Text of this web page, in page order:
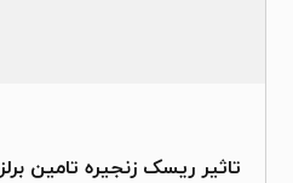
تاثیر ریسک زنجیره تامین